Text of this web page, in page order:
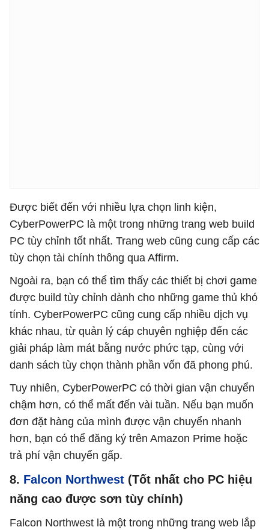
Được biết đến với nhiều lựa chọn linh kiện,
CyberPowerPC là một trong những trang web build
PC tùy chỉnh tốt nhất. Trang web cũng cung cấp các
tùy chọn tài chính thông qua Affirm.
Ngoài ra, bạn có thể tìm thấy các thiết bị chơi game
được build tùy chỉnh dành cho những game thủ khó
tính. CyberPowerPC cũng cung cấp nhiều dịch vụ
khác nhau, từ quản lý cáp chuyên nghiệp đến các
giải pháp làm mát bằng nước phức tạp, cùng với
danh sách tùy chọn thành phần vốn đã phong phú.
Tuy nhiên, CyberPowerPC có thời gian vận chuyển
chậm hơn, có thể mất đến vài tuần. Nếu bạn muốn
đơn đặt hàng của mình được vận chuyển nhanh
hơn, bạn có thể đăng ký trên Amazon Prime hoặc
trả phí vận chuyển gấp.
8. Falcon Northwest (Tốt nhất cho PC hiệu
năng cao được sơn tùy chỉnh)
Falcon Northwest là một trong những trang web lắp